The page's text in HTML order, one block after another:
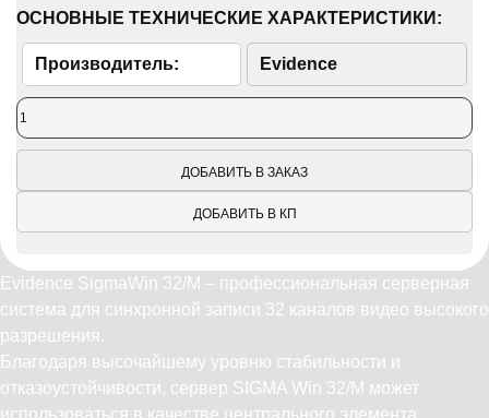
ОСНОВНЫЕ ТЕХНИЧЕСКИЕ ХАРАКТЕРИСТИКИ:
Производитель: Evidence
ДОБАВИТЬ В ЗАКАЗ
ДОБАВИТЬ В КП
Evidence SigmaWin 32/M – профессиональная серверная
система для синхронной записи 32 каналов видео высокого
разрешения.
Благодаря высочайшему уровню стабильности и
отказоустойчивости, сервер SIGMA Win 32/M может
использоваться в качестве центрального элемента